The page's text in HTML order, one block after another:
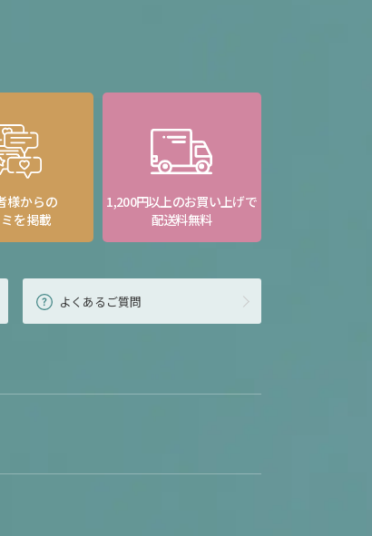
様からの
を掲載
1,200円以上のお買い上げで
配送料無料
よくあるご質問